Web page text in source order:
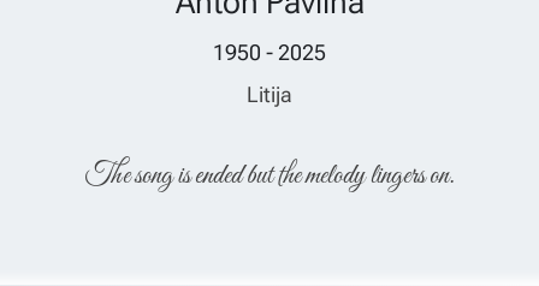
1950 - 2025
Litija
The song is ended but the melody lingers on.